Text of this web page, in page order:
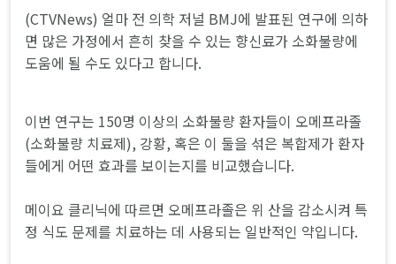
(CTVNews) 얼마 전 의학 저널 BMJ에 발표된 연구에 의하
면 많은 가정에서 흔히 찾을 수 있는 향신료가 소화불량에
도움에 될 수도 있다고 합니다.
이번 연구는 150명 이상의 소화불량 환자들이 오메프라졸
(소화불량 치료제), 강황, 혹은 이 둘을 섞은 복합제가 환자
들에게 어떤 효과를 보이는지를 비교했습니다.
메이요 클리닉에 따르면 오메프라졸은 위 산을 감소시켜 특
정 식도 문제를 치료하는 데 사용되는 일반적인 약입니다.